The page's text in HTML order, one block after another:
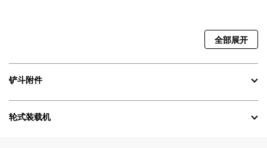
全部展开
铲斗附件
轮式装载机